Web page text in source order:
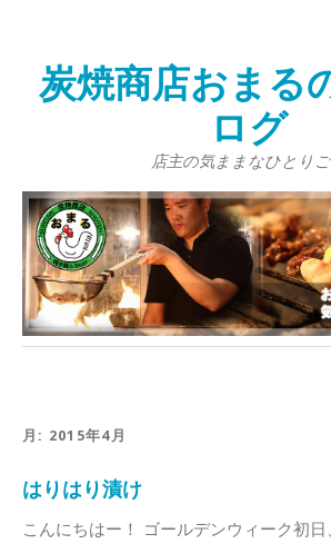
炭焼商店おまる
ログ
店主の気ままなひとり
月: 2015年4月
はりはり漬け
こんにちはー！ ゴールデンウィーク初